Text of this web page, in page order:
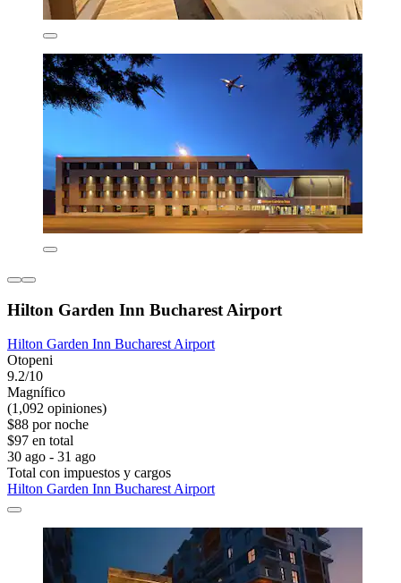
Hilton Garden Inn Bucharest Airport
Hilton Garden Inn Bucharest Airport
Otopeni
9.2/10
Magnífico
(1,092 opiniones)
$88 por noche
$97 en total
30 ago - 31 ago
Total con impuestos y cargos
Hilton Garden Inn Bucharest Airport